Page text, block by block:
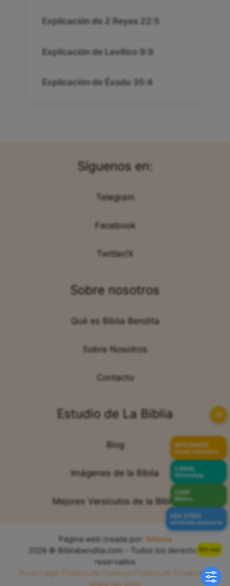
Sin voz
Explicación de 2 Reyes 22:5
Explicación de Levítico 9:9
Explicación de Éxodo 35:4
Síguenos en:
Telegram
Facebook
Twitter/X
Sobre nosotros
Qué es Biblia Bendita
Sobre Nosotros
Contacto
Estudio de La Biblia
Blog
Imágenes de la Biblia
Mejores Versículos de la Biblia
Página web creada por:
Sitiova
2026 © Bibliabendita.com - Todos los derechos
reservados
Aviso Legal
Política de Cookies
Política de Privacidad
✕
APÓYANOS
Hazte miembro
CANAL
WhatsApp
CHAT
Bíblico
VER OTRO
versículo aleatorio